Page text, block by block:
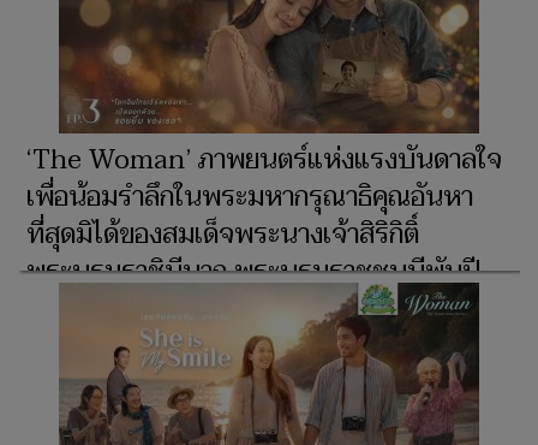
‘The Woman’ ภาพยนตร์แห่งแรงบันดาลใจ
เพื่อน้อมรำลึกในพระมหากรุณาธิคุณอันหา
ที่สุดมิได้ของสมเด็จพระนางเจ้าสิริกิติ์
พระบรมราชินีนาถ พระบรมราชชนนีพันปี
หลวง ผู้ทรงเป็น ‘แม่’ และ ‘รอยยิ้มแห่งแผ่น
ดิน’ จุดประกายความสว่างไสวแก่ชีวิตพสก
นิกรไทยชั่วนิรันดร์ ตอน ‘She is My Smile’
EP.3